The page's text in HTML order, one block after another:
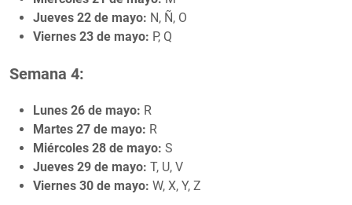
Jueves 22 de mayo: N, Ñ, O
Viernes 23 de mayo: P, Q
Semana 4:
Lunes 26 de mayo: R
Martes 27 de mayo: R
Miércoles 28 de mayo: S
Jueves 29 de mayo: T, U, V
Viernes 30 de mayo: W, X, Y, Z